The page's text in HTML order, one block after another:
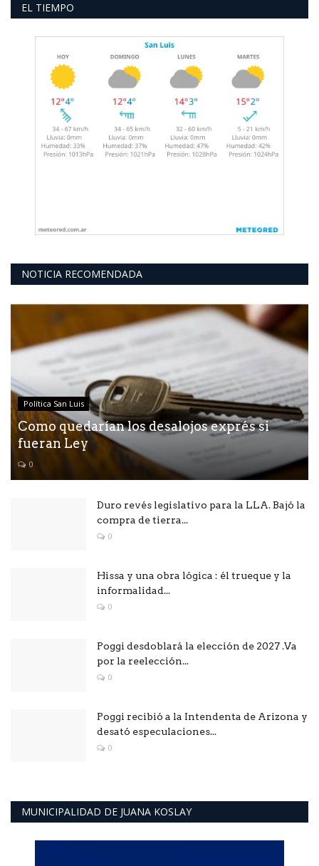
EL TIEMPO
NOTICIA RECOMENDADA
Política San Luis
Como quedarían los desalojos exprés si
fueran Ley
0
Duro revés legislativo para la LLA. Bajó la
compra de tierra...
0
Hissa y una obra lógica : él trueque y la
informalidad...
0
Poggi desdoblará la elección de 2027 .Va
por la reelección...
0
Poggi recibió a la Intendenta de Arizona y
desató especulaciones...
0
MUNICIPALIDAD DE JUANA KOSLAY